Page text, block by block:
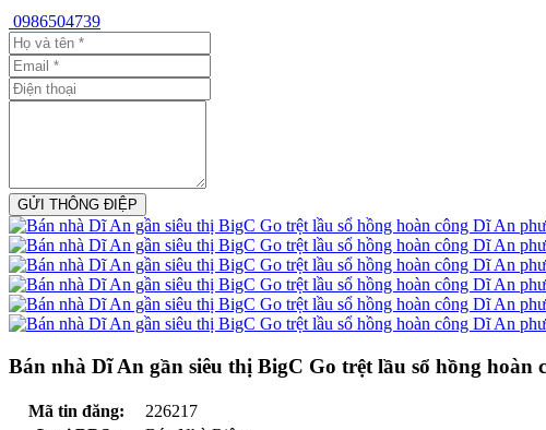
0986504739
GỬI THÔNG ĐIỆP
Bán nhà Dĩ An gần siêu thị BigC Go trệt lầu sổ hồng
Mã tin đăng:
226217